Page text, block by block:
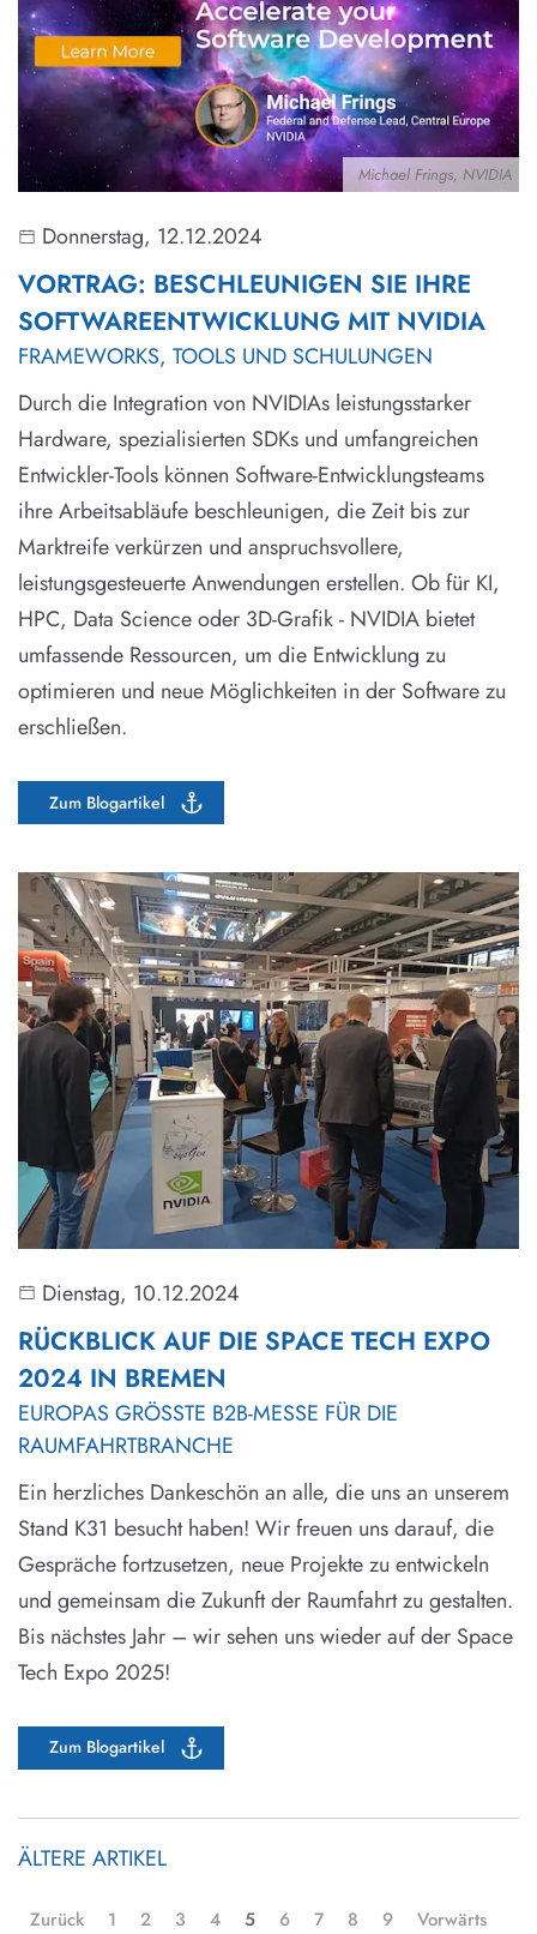
Michael Frings, NVIDIA
Donnerstag, 12.12.2024
VORTRAG: BESCHLEUNIGEN SIE IHRE
SOFTWAREENTWICKLUNG MIT NVIDIA
FRAMEWORKS, TOOLS UND SCHULUNGEN
Durch die Integration von NVIDIAs leistungsstarker
Hardware, spezialisierten SDKs und umfangreichen
Entwickler-Tools können Software-Entwicklungsteams
ihre Arbeitsabläufe beschleunigen, die Zeit bis zur
Marktreife verkürzen und anspruchsvollere,
leistungsgesteuerte Anwendungen erstellen. Ob für KI,
HPC, Data Science oder 3D-Grafik - NVIDIA bietet
umfassende Ressourcen, um die Entwicklung zu
optimieren und neue Möglichkeiten in der Software zu
erschließen.
Zum Blogartikel
Dienstag, 10.12.2024
RÜCKBLICK AUF DIE SPACE TECH EXPO
2024 IN BREMEN
EUROPAS GRÖSSTE B2B-MESSE FÜR DIE R
AUMFAHRTBRANCHE
Ein herzliches Dankeschön an alle, die uns an unserem
Stand K31 besucht haben! Wir freuen uns darauf, die
Gespräche fortzusetzen, neue Projekte zu entwickeln
und gemeinsam die Zukunft der Raumfahrt zu gestalten.
Bis nächstes Jahr – wir sehen uns wieder auf der Space
Tech Expo 2025!
Zum Blogartikel
ÄLTERE ARTIKEL
Zurück 1 2 3 4 5 6 7 8 9 Vorwärts